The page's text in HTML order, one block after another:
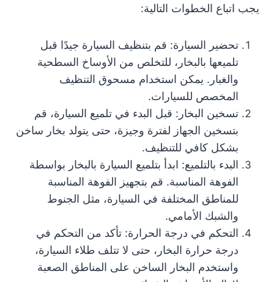
يجب اتباع الخطوات التالية:
تحضير السيارة: قم بتنظيف السيارة جيدًا قبل
تلميعها بالبخار، للتخلص من الأوساخ السطحية
والغبار. يمكن استخدام مسحوق التنظيف
المخصص للسيارات.
تسخين البخار: قبل البدء في تلميع السيارة، قم
بتسخين الجهاز لفترة وجيزة، حتى يتولد بخار ساخن
بشكل كافي للتنظيف.
البدء بالتلميع: ابدأ بتلميع السيارة بالبخار بواسطة
الفوهة المناسبة. قم بتجهيز الفوهة المناسبة
للمناطق المختلفة في السيارة، مثل الجنوط
والشبك الأمامي.
التحكم في درجة الحرارة: تأكد من التحكم في
درجة حرارة البخار، حتى لا تتلف طلاء السيارة،
واستخدم البخار الساخن على المناطق الصعبة